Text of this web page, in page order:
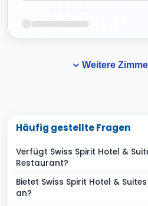
Weitere
Häufig gestellte Fragen
Verfügt Swiss Spirit Hotel &
Restaurant?
Bietet Swiss Spirit Hotel &
an?